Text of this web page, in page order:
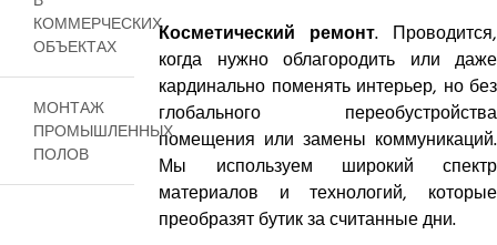
Косметический ремонт. Проводится,
когда нужно облагородить или даже
кардинально поменять интерьер, но без
глобального переобустройства
помещения или замены коммуникаций.
Мы используем широкий спектр
материалов и технологий, которые
преобразят бутик за считанные дни.
КОММЕРЧЕСКИХ
ОБЪЕКТАХ
МОНТАЖ
ПРОМЫШЛЕННЫХ
ПОЛОВ